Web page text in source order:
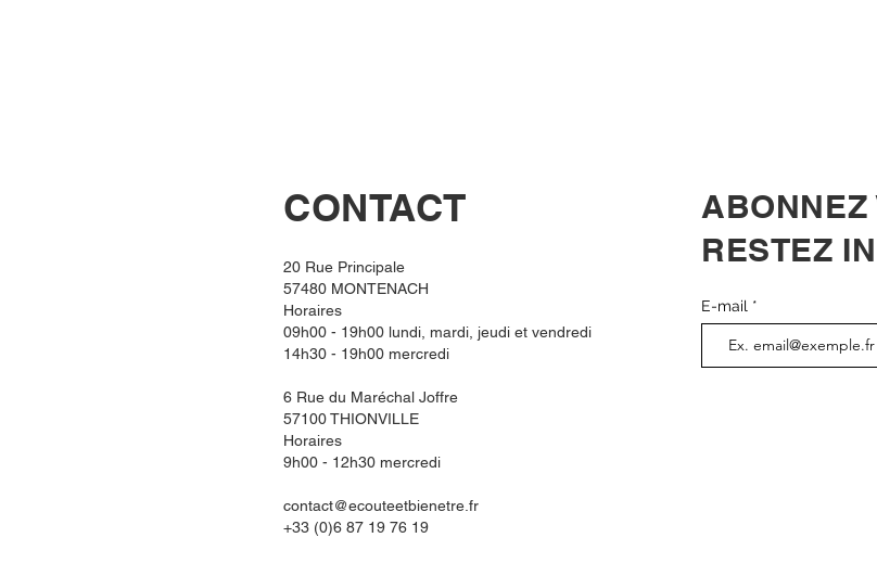
CONTACT
20 Rue Principale
57480 MONTENACH
Horaires
09h00 - 19h00 lundi, mardi, jeudi et vendredi​
14h30 - 19h00 mercredi
6 Rue du Maréchal Joffre
57100 THIONVILLE
Horaires
9h00 - 12h30 mercredi
contact@ecouteetbienetre.fr
+33 (0)6 87 19 76 19
ABONNEZ
RESTEZ
E-mail